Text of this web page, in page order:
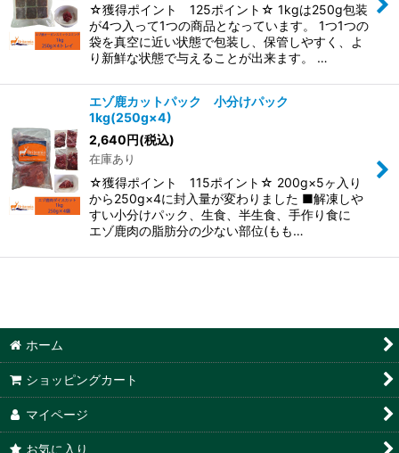
☆獲得ポイント 125ポイント☆ 1kgは250g包装
が4つ入って1つの商品となっています。 1つ1つの
袋を真空に近い状態で包装し、保管しやすく、よ
り新鮮な状態で与えることが出来ます。 …
エゾ鹿カットパック 小分けパック
1kg(250g×4)
2,640円(税込)
在庫あり
☆獲得ポイント 115ポイント☆ 200g×5ヶ入り
から250g×4に封入量が変わりました ■解凍しや
すい小分けパック、生食、半生食、手作り食に
エゾ鹿肉の脂肪分の少ない部位(もも…
ホーム
ショッピングカート
マイページ
お気に入り